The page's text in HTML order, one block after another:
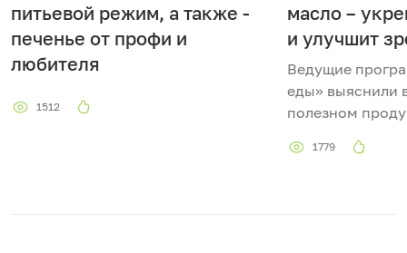
и
д
е
питьевой режим, а также -
печенье от профи и
любителя
1512
масло –
и улучшит
Ведущие
еды» выяснили
полезном
1779